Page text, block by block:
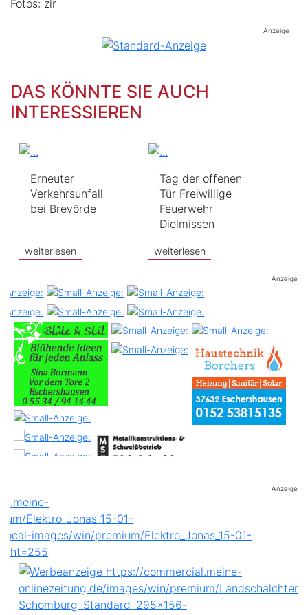
Fotos: zir
Anzeige
DAS KÖNNTE SIE AUCH
INTERESSIEREN
Erneuter
Verkehrsunfall
bei Brevörde
weiterlesen
Tag der offenen
Tür Freiwillige
Feuerwehr
Dielmissen
weiterlesen
Anzeige
Anzeige